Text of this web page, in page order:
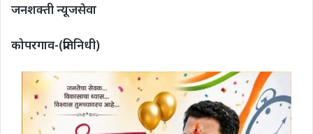
जनशक्ती न्यूजसेवा
कोपरगाव-(प्रतिनिधी)